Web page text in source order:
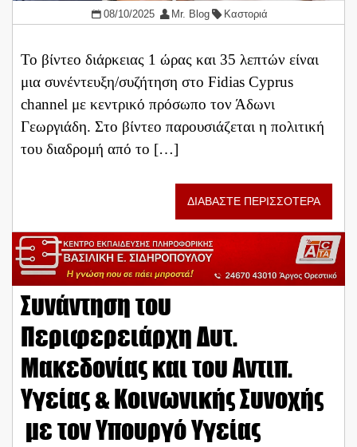
08/10/2025 Mr. Blog Καστοριά
Το βίντεο διάρκειας 1 ώρας και 35 λεπτών είναι
μια συνέντευξη/συζήτηση στο Fidias Cyprus
channel με κεντρικό πρόσωπο τον Άδωνι
Γεωργιάδη. Στο βίντεο παρουσιάζεται η πολιτική
του διαδρομή από το […]
ΔΙΑΒΑΣΤΕ ΠΕΡΙΣΣΟΤΕΡΑ
Συνάντηση του
Περιφερειάρχη Δυτ.
Μακεδονίας και του Αντιπ.
Υγείας & Κοινωνικής Συνοχής
με τον Υπουργό Υγείας